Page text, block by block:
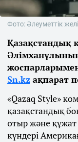
Фото: Әлеуметтік
Қазақстандық
Sn.kz ақпарат
«Qazaq Style»
қазақстандық
отыр және
күндері